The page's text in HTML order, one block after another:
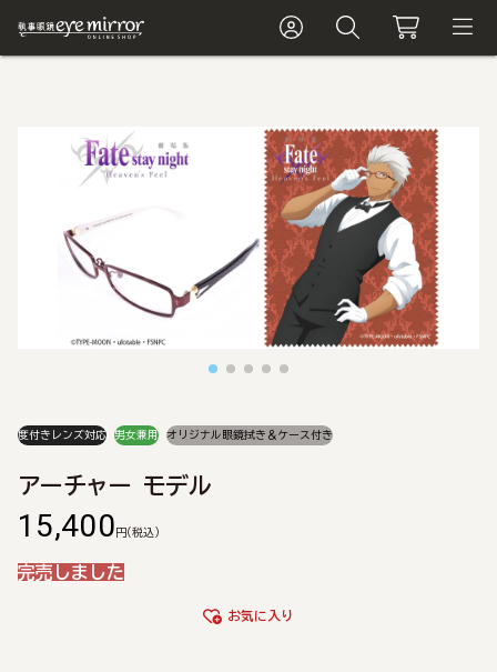
度付きレンズ対応 男女兼用 オリジナル眼鏡拭き＆ケース付き
アーチャー モデル
15,400 円 (税込)
完売しました
お気に入り